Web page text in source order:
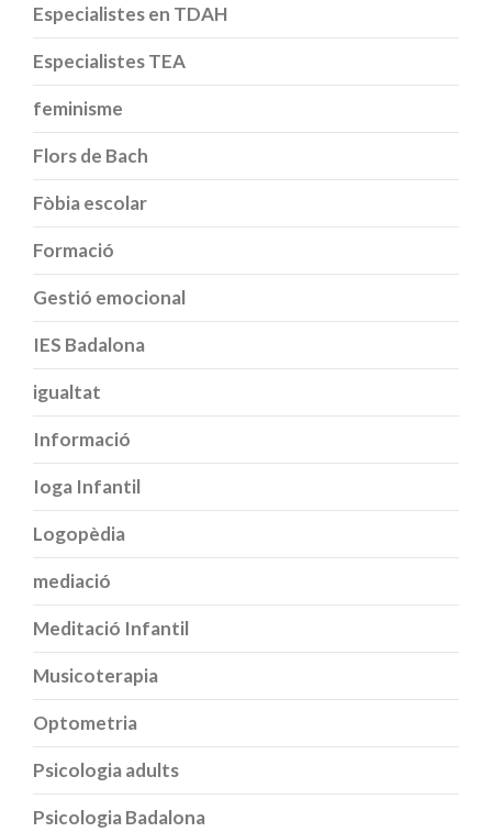
Especialistes en TDAH
Especialistes TEA
feminisme
Flors de Bach
Fòbia escolar
Formació
Gestió emocional
IES Badalona
igualtat
Informació
Ioga Infantil
Logopèdia
mediació
Meditació Infantil
Musicoterapia
Optometria
Psicologia adults
Psicologia Badalona